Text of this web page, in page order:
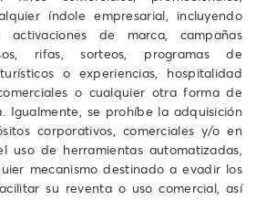
índole empresarial, incluyendo
de marca, campañas
rifas, sorteos, programas de
o experiencias, hospitalidad
o cualquier otra forma de
Igualmente, se prohíbe la adquisición
corporativos, comerciales y/o en
uso de herramientas automatizadas,
mecanismo destinado a evadir los
su reventa o uso comercial, así